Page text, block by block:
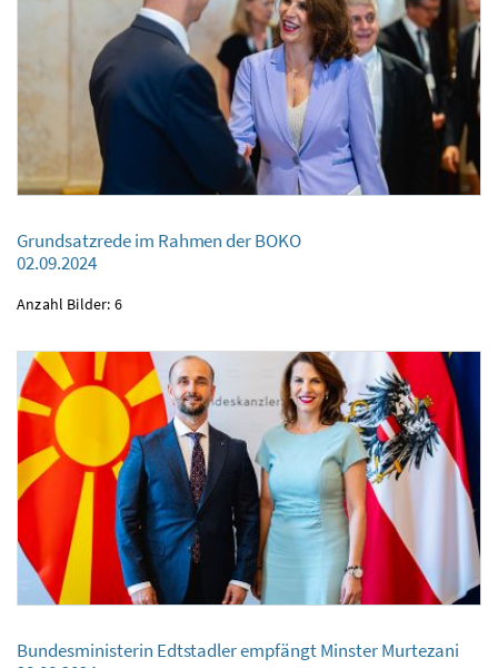
Grundsatzrede im Rahmen der BOKO
02.09.2024
Grundsatzrede im Rahmen der BOKO
02.09.2024
Anzahl Bilder: 6
Bundesministerin Edtstadler empfängt Minster Murtezani
Bundesministerin Edtstadler empfängt Minster Murtezani